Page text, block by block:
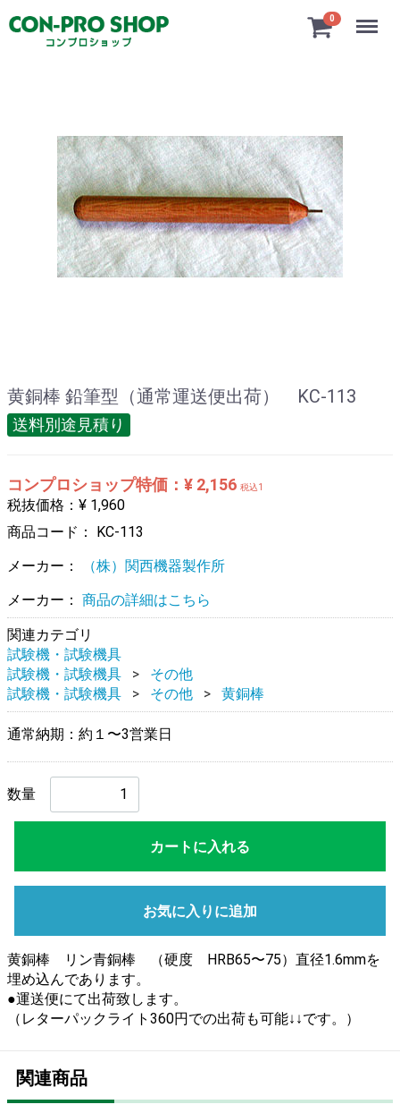
0 Menu
黄銅棒 鉛筆型（通常運送便出荷） KC-113
送料別途見積り
コンプロショップ特価：¥ 2,156 税込1
税抜価格：¥ 1,960
商品コード： KC-113
メーカー：
（株）関西機器製作所
メーカー： 商品の詳細はこちら
関連カテゴリ
試験機・試験機具
試験機・試験機具
その他
試験機・試験機具
その他 黄銅棒
通常納期：約１〜3営業日
数量
カートに入れる
お気に入りに追加
黄銅棒 リン青銅棒 （硬度 HRB65〜75）直径1.6mmを
埋め込んであります。
●運送便にて出荷致します。
（レターパックライト360円での出荷も可能↓↓です。）
関連商品